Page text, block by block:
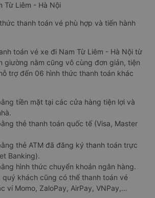
Từ Liêm - Hà Nội
thanh toán vé phù hợp và tiến hành
toán vé xe đi Nam Từ Liêm - Hà Nội từ
giường nằm cũng vô cùng đơn giản, tiện
trợ đến 06 hình thức thanh toán khác
tiền mặt tại các cửa hàng tiện lợi và
thẻ thanh toán quốc tế (Visa, Master
thẻ ATM đã đăng ký thanh toán trực
Banking).
hình thức chuyển khoản ngân hàng.
quý khách cũng có thể thanh toán vé
ví Momo, ZaloPay, AirPay, VNPay,…